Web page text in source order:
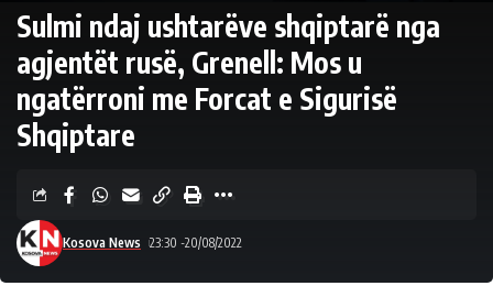
Sulmi ndaj ushtarëve shqiptarë nga
agjentët rusë, Grenell: Mos u
ngatërroni me Forcat e Sigurisë
Shqiptare
Kosova News 23:30 -20/08/2022